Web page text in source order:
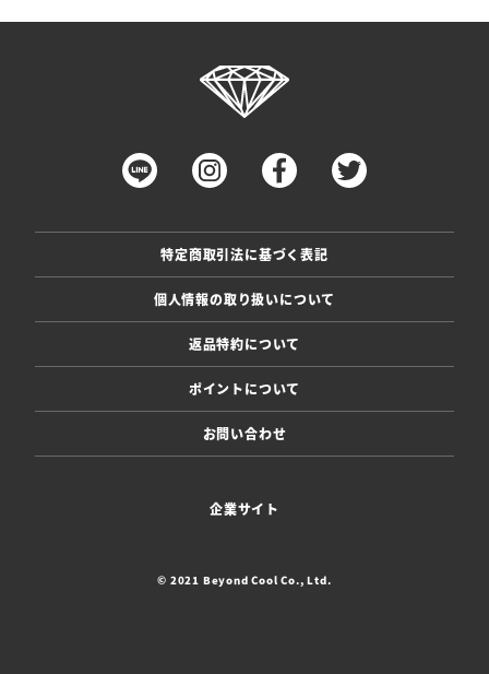
特定商取引法に基づく表記
個人情報の取り扱いについて
返品特約について
ポイントについて
お問い合わせ
企業サイト
© 2021 Beyond Cool Co., Ltd.